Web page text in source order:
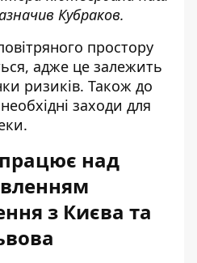
Кубраков.
простору
адже це залежить
ризиків. Також до
заходи для
над
з Києва та